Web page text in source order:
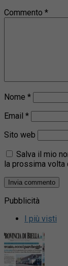
Commento *
Nome *
Email *
Sito web
Salva il mio
la prossima volta
Pubblicità
I più visti